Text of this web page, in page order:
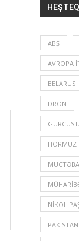
ABŞ
AVROPA
BELARUS
DRON
HÖRMÜZ
NIKOL
PAKISTAN